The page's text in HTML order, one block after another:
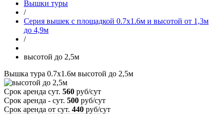
Вышки туры
/
Серия вышек с площадкой 0.7х1.6м и высотой от 1,3м
до 4,9м
/
высотой до 2,5м
Вышка тура 0.7х1.6м высотой до 2,5м
Срок аренда сут. 560 руб/сут
Срок аренда - сут. 500 руб/сут
Срок аренда от сут. 440 руб/сут